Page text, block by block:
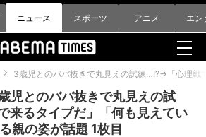
ニュース スポーツ アニメ エン
3歳児とのババ抜きで丸見えの試練…!?→「心理戦
児とのババ抜きで丸見えの試
るタイプだ」「何も見えてい
親の姿が話題 1枚目